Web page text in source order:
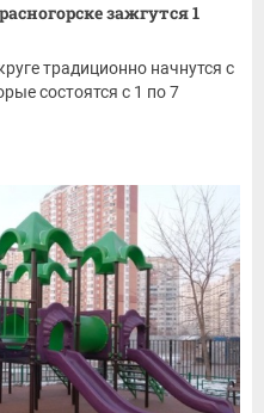
зажгутся 1
традиционно начнутся с
состоятся с 1 по 7